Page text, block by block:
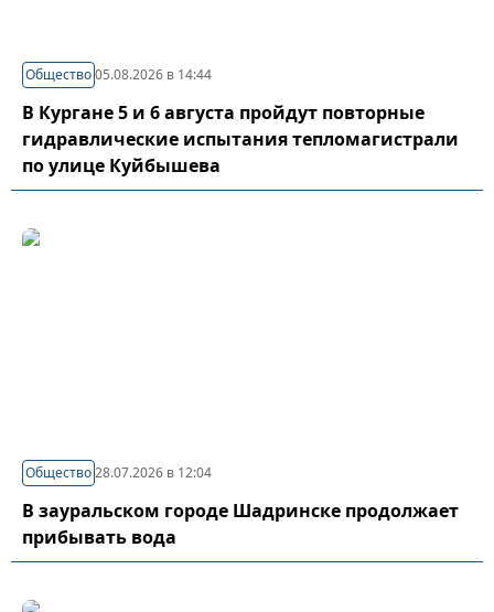
Общество05.08.2026 в 14:44
В Кургане 5 и 6 августа пройдут повторные
гидравлические испытания тепломагистрали
по улице Куйбышева
Общество28.07.2026 в 12:04
В зауральском городе Шадринске продолжает
прибывать вода